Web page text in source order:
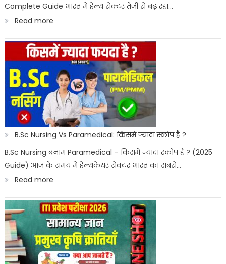
Complete Guide भारत में हेल्थ सेक्टर तेजी से बढ़ रहा…
Read more:
Best
Paramedical
Courses
for
Govt
Job
:
सरकारी
नौकरी
पैरामेडिकल
कोर्स
B.Sc Nursing Vs Paramedical: किसमें ज्यादा स्कोप है ?
B.Sc Nursing बनाम Paramedical – किसमें ज्यादा स्कोप है ? (2025
Guide) आज के समय में हेल्थकेयर सेक्टर भारत का सबसे…
Read more:
B.Sc
Nursing
Vs
Paramedical:
किसमें